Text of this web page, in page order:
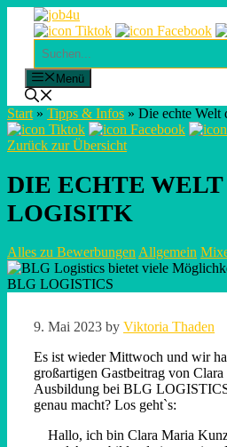
contentSuchen
Menü
Start » Tipps & Infos » Die echte Welt
Zurück zur Übersicht
DIE ECHTE WELT
LOGISITK
Alles zu Bewerbungen Allgemein
BLG LOGISTICS
9. Mai 2023 by Viktoria Thaden
Es ist wieder Mittwoch und wir
großartigen Gastbeitrag von
Ausbildung bei BLG
genau macht? Los geht`s:
Hallo, ich bin Clara Maria